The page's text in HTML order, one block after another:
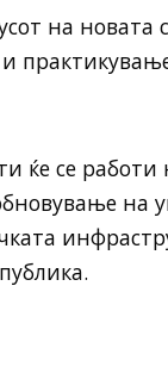
на новата
ќе се
на